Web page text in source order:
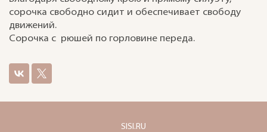
сорочка свободно сидит и обеспечивает свободу
движений.
Сорочка с рюшей по горловине переда.
SISI.RU